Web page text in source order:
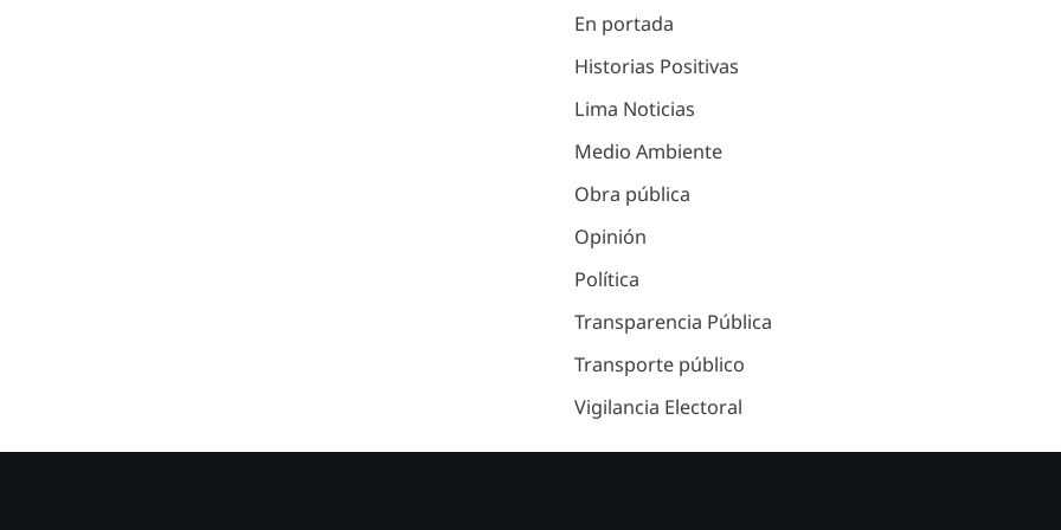
En portada
Historias Positivas
Lima Noticias
Medio Ambiente
Obra pública
Opinión
Política
Transparencia Pública
Transporte público
Vigilancia Electoral